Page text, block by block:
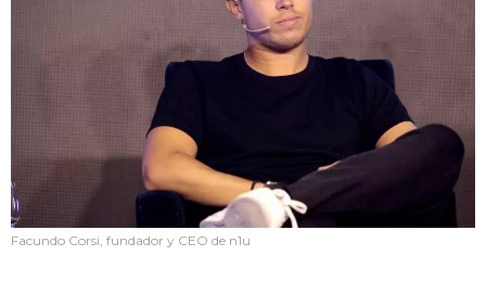
Facundo Corsi, fundador y CEO de n1u